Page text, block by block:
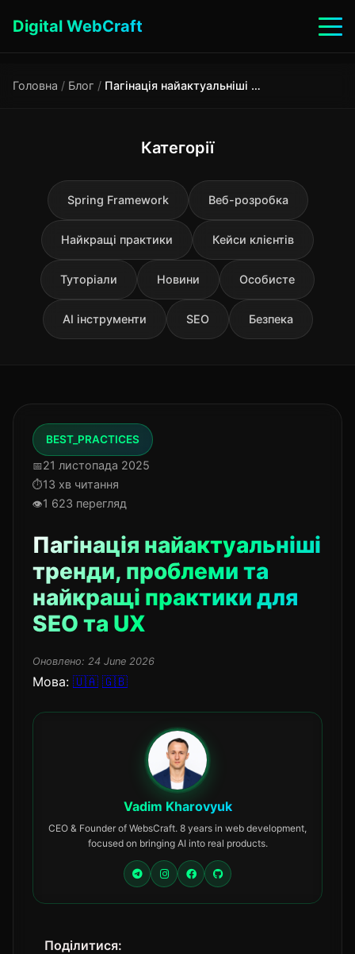
Digital WebCraft
Головна / Блог / Пагінація найактуальніші тренди, проблеми та найкращі практики для SEO та UX
Категорії
Spring Framework Веб-розробка
Найкращі практики Кейси клієнтів
Туторіали Новини Особисте
AI інструменти SEO Безпека
BEST_PRACTICES
21 листопада 2025
13 хв читання
1 623 перегляд
Пагінація найактуальніші
тренди, проблеми та
найкращі практики для
SEO та UX
Оновлено: 24 June 2026
Мова: 🇺🇦 🇬🇧
Vadim Kharovyuk
CEO & Founder of WebsCraft. 8 years in web development,
focused on bringing AI into real products.
Поділитися: